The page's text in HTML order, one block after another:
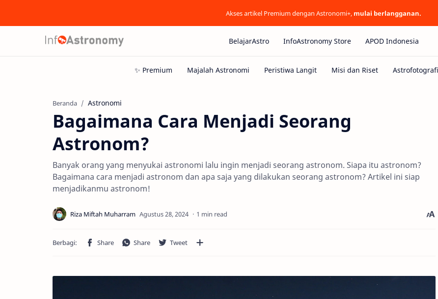
Akses artikel Premium dengan Astronomi+, mulai berlangganan.
BelajarAstro InfoAstronomy Store APOD Indonesia
Beranda Astronomi
Bagaimana Cara Menjadi Seorang
Astronom?
Banyak orang yang menyukai astronomi lalu ingin menjadi seorang astronom. Siapa itu astronom?
Bagaimana cara menjadi astronom dan apa saja yang dilakukan seorang astronom? Artikel ini siap
menjadikanmu astronom!
1 min read